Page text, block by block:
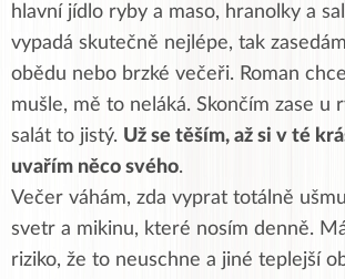
hlavní jídlo ryby a maso, hranolky a
vypadá skutečně nejlépe, tak
obědu nebo brzké večeři. Roman
mušle, mě to neláká. Skončím zase u
salát to jistý. Už se těším, až si v té
uvařím něco svého.
Večer váhám, zda vyprat totálně
svetr a mikinu, které nosím denně.
riziko, že to neuschne a jiné teplejší